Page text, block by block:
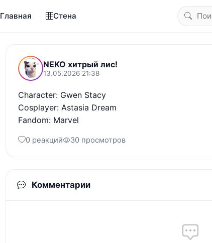
Главная Стена
NEKO хитрый лис!
13.05.2026 21:38
Character: Gwen Stacy
Cosplayer: Astasia Dream
Fandom: Marvel
0 реакций 30 просмотров
Комментарии